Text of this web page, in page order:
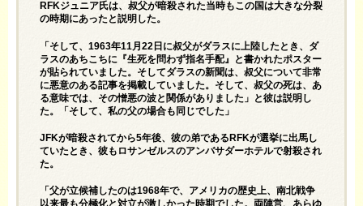
RFKジュニア氏は、叔父が暗殺された当時もこの国は大きな分裂
の時期にあったと説明した。
「そして、1963年11月22日に叔父がダラスに上陸したとき、ダ
ラスのあちこちに『生死を問わず指名手配』と書かれたポスター
が貼られていました。そしてダラスの新聞は、叔父について非常
に悪意のある記事を掲載していました。そして、叔父の死は、あ
る意味では、その憎悪の波と関係がありました」と彼は説明し
た。「そして、私の父の場合も同じでした」
JFKが暗殺されてから5年後、彼の弟であるRFKが選挙に出馬し
ていたとき、彼もロサンゼルスのアンバサダーホテルで射殺され
た。
「父が立候補したのは1968年で、アメリカの歴史上、南北戦争
以来最も分極化と対立が激しかった時期でした。両陣営、あらゆ